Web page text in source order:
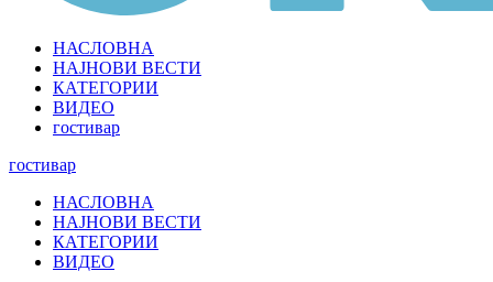
НАСЛОВНА
НАЈНОВИ ВЕСТИ
КАТЕГОРИИ
ВИДЕО
гостивар
гостивар
НАСЛОВНА
НАЈНОВИ ВЕСТИ
КАТЕГОРИИ
ВИДЕО